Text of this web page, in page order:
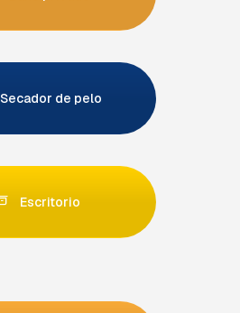
Secador de pelo
Escritorio